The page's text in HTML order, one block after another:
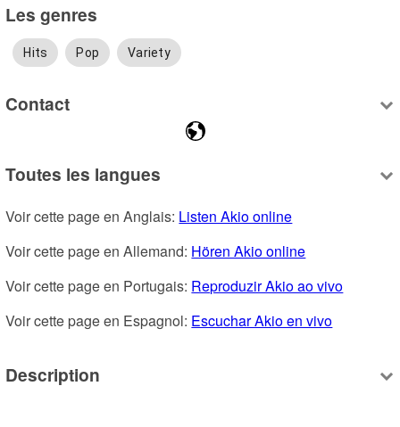
Les genres
Hits Pop Variety
Contact
Toutes les langues
Voir cette page en Anglais: Listen Akio online
Voir cette page en Allemand: Hören Akio online
Voir cette page en Portugais: Reproduzir Akio ao vivo
Voir cette page en Espagnol: Escuchar Akio en vivo
Description